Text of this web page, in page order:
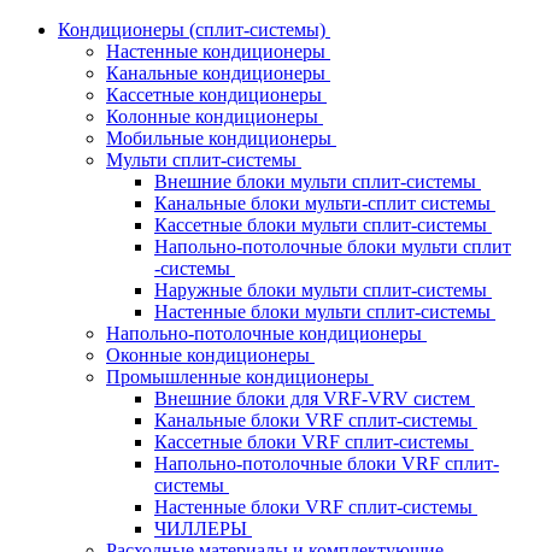
Кондиционеры (сплит-системы)
Настенные кондиционеры
Канальные кондиционеры
Кассетные кондиционеры
Колонные кондиционеры
Мобильные кондиционеры
Мульти сплит-системы
Внешние блоки мульти сплит-системы
Канальные блоки мульти-сплит системы
Кассетные блоки мульти сплит-системы
Напольно-потолочные блоки мульти сплит
-системы
Наружные блоки мульти сплит-системы
Настенные блоки мульти сплит-системы
Напольно-потолочные кондиционеры
Оконные кондиционеры
Промышленные кондиционеры
Внешние блоки для VRF-VRV систем
Канальные блоки VRF сплит-системы
Кассетные блоки VRF сплит-системы
Напольно-потолочные блоки VRF сплит-
системы
Настенные блоки VRF сплит-системы
ЧИЛЛЕРЫ